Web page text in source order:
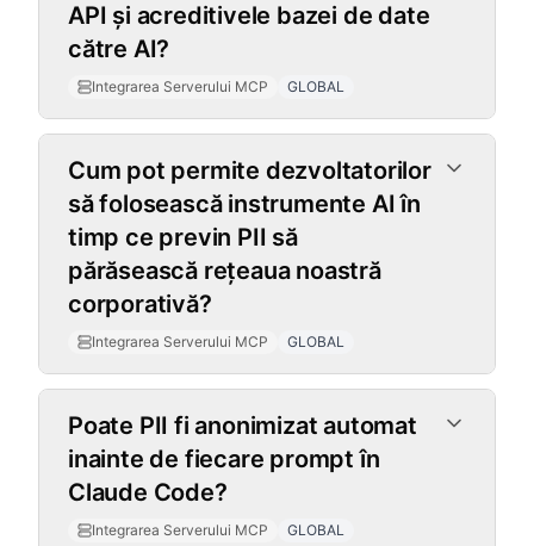
API și acreditivele bazei de date
către AI?
Integrarea Serverului MCP GLOBAL
Cum pot permite dezvoltatorilor
să folosească instrumente AI în
timp ce previn PII să
părăsească rețeaua noastră
corporativă?
Integrarea Serverului MCP GLOBAL
Poate PII fi anonimizat automat
іnainte de fiecare prompt în
Claude Code?
Integrarea Serverului MCP GLOBAL